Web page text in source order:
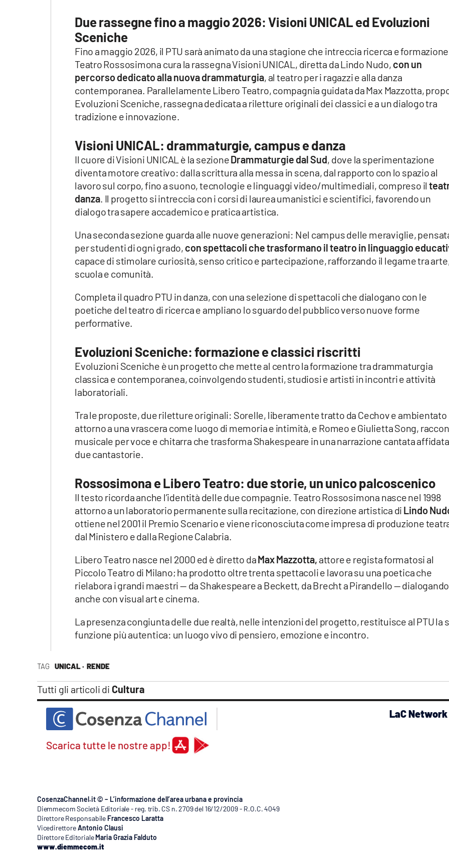
TAG UNICAL · RENDE
Tutti gli articoli di Cultura
Due rassegne fino a maggio 2026: Visioni UNICAL ed Evoluzioni
Sceniche
Fino a maggio 2026, il PTU sarà animato da una stagione che intreccia ricerca e
Teatro Rossosimona cura la rassegna Visioni UNICAL, diretta da Lindo Nudo, con un
percorso dedicato alla nuova drammaturgia, al teatro per i ragazzi e alla danza
contemporanea. Parallelamente Libero Teatro, compagnia guidata da Max Mazzotta,
Evoluzioni Sceniche, rassegna dedicata a riletture originali dei classici e a un dialogo tra
tradizione e innovazione.
Visioni UNICAL: drammaturgie, campus e danza
Il cuore di Visioni UNICAL è la sezioneDrammaturgie dal Sud, dove la sperimentazione
diventa motore creativo: dalla scrittura alla messa in scena, dal rapporto con lo spazio al
lavoro sul corpo, fino a suono, tecnologie e linguaggi video/multimediali, compreso il
danza. Il progetto si intreccia con i corsi di laurea umanistici e scientifici, favorendo un
dialogo tra sapere accademico e pratica artistica.
Una seconda sezione guarda alle nuove generazioni: Nel campus delle meraviglie,
per studenti di ogni grado, con spettacoli che trasformano il teatro in linguaggio
capace di stimolare curiosità, senso critico e partecipazione, rafforzando il legame tra
scuola e comunità.
Completa il quadro PTU in danza, con una selezione di spettacoli che dialogano con le
poetiche del teatro di ricerca e ampliano lo sguardo del pubblico verso nuove forme
performative.
Evoluzioni Sceniche: formazione e classici riscritti
Evoluzioni Sceniche è un progetto che mette al centro la formazione tra drammaturgia
classica e contemporanea, coinvolgendo studenti, studiosi e artisti in incontri e attività
laboratoriali.
Tra le proposte, due riletture originali: Sorelle, liberamente tratto da Cechov e ambientato
attorno a una vrascera come luogo di memoria e intimità, e Romeo e Giulietta Song,
musicale per voce e chitarra che trasforma Shakespeare in una narrazione cantata
due cantastorie.
Rossosimona e Libero Teatro: due storie, un unico palcoscenico
Il testo ricorda anche l’identità delle due compagnie. Teatro Rossosimona nasce nel 1998
attorno a un laboratorio permanente sulla recitazione, con direzione artistica di Lindo
ottiene nel 2001 il Premio Scenario e viene riconosciuta come impresa di produzione
dal Ministero e dalla Regione Calabria.
Libero Teatro nasce nel 2000 ed è diretto daMax Mazzotta, attore e regista formatosi al
Piccolo Teatro di Milano; ha prodotto oltre trenta spettacoli e lavora su una poetica che
rielabora i grandi maestri — da Shakespeare a Beckett, da Brecht a Pirandello — dialogando
anche con visual art e cinema.
La presenza congiunta delle due realtà, nelle intenzioni del progetto, restituisce al PTU la
funzione più autentica: un luogo vivo di pensiero, emozione e incontro.
Scarica tutte le nostre app!
LaC Network
CosenzaChannel.it © – L’informazione dell’area urbana e provincia
Diemmecom Società Editoriale - reg. trib. CS n. 2709 del 16/12/2009 - R.O.C. 4049
Direttore Responsabile Francesco Laratta
VicedirettoreAntonio Clausi
Direttore Editoriale Maria Grazia Falduto
www.diemmecom.it